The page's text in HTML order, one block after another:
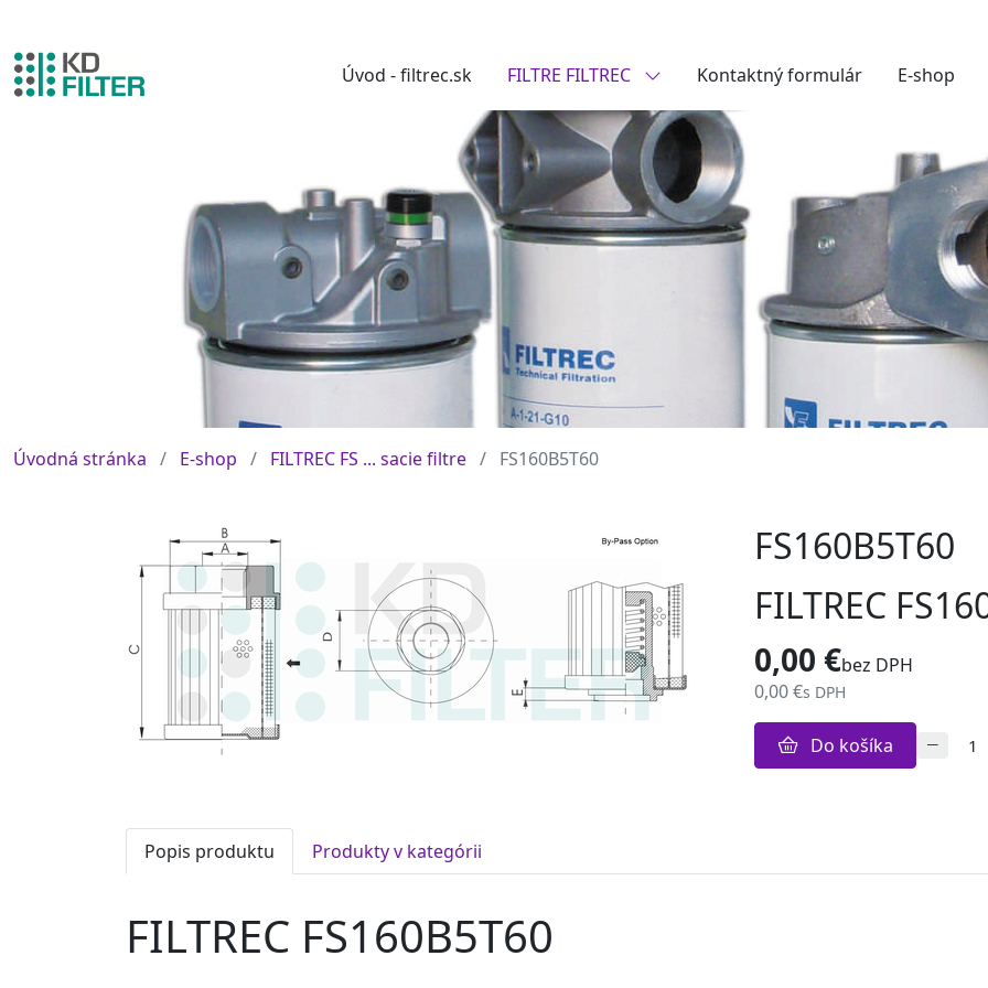
Úvod - filtrec.sk FILTRE FILTREC Kontaktný formulár E-shop
Úvodná stránka E-shop FILTREC FS ... sacie filtre FS160B5T60
FS160B5T60
FILTREC
0,00 €bez DPH
0,00 €s DPH
Do košíka
Popis produktu Produkty v kategórii
FILTREC FS160B5T60